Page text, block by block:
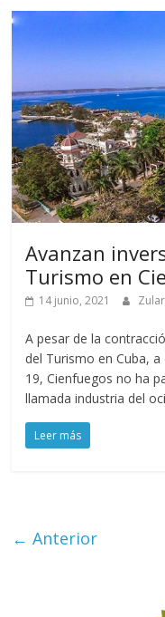
Avanzan
Turismo en
14 junio, 2021
A pesar de la
del Turismo en Cuba,
19, Cienfuegos no ha
llamada industria del
Leer más
← Anterior